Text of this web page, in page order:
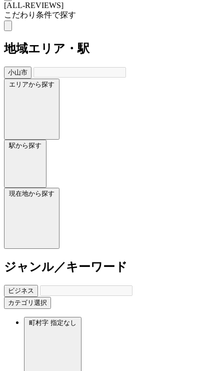
[ALL-REVIEWS]
こだわり条件で探す
地域エリア・駅
小山市
エリアから探す
駅から探す
現在地から探す
ジャンル／キーワード
ビジネス
カテゴリ選択
町村字 指定なし